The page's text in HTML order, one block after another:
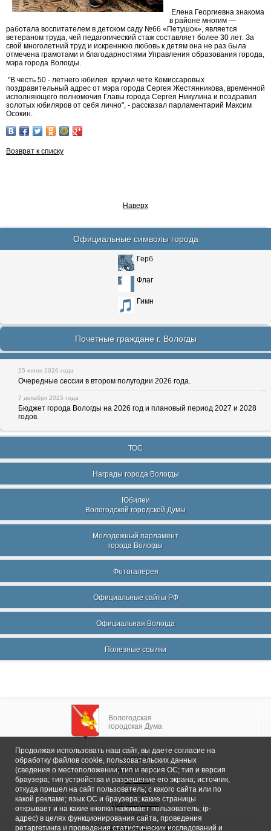
Елена Георгиевна знакома
в районе многим —
работала воспитателем в детском саду №66 «Петушок», является
ветераном труда, чей педагогический стаж составляет более 30 лет. За
свой многолетний труд и искреннюю любовь к детям она не раз была
отмечена грамотами и благодарностями Управления образования города,
мэра города Вологды.
"В честь 50 - летнего юбилея вручил чете Комиссаровых
поздравительный адрес от мэра города Сергея Жестянникова, временной
исполняющего полномочия Главы города Сергея Никулина и поздравил
золотых юбиляров от себя лично", - рассказал парламентарий Максим
Осокин.
Возврат к списку
Наверх
Официальные символы города
Герб
Флаг
Гимн
Почетные граждане г. Вологды
25 июня 2026 года
Очередные сессии в втором полугодии 2026 года.
7 декабря 2025 года
Бюджет города Вологды на 2026 год и плановый период 2027 и 2028
годов.
ТОС
Награды города Вологды
Юбилеи
Вологодской городской Думы
Молодежный парламент
города Вологды
Фотогалерея
Официальные сайты РФ
Официальная Вологда
Полезные ссылки
Вологодская
городская Дума
Главная
Общие сведения
Депутаты
Комитеты
График приема
Контакты
Депутатские объединения
Продолжая использовать наш сайт, вы даете согласие на
обработку файлов cookie, пользовательских данных
(сведения о местоположении; тип и версия ОС; тип и версия
браузера; тип устройства и разрешение его экрана; источник,
откуда пришел на сайт пользователь; с какого сайта или по
какой рекламе; язык ОС и браузера; какие страницы
открывает и на какие кнопки нажимает пользователь; ip-
адрес) в целях функционирования сайта, проведения
ретаргетинга и проведения статистических исследований и